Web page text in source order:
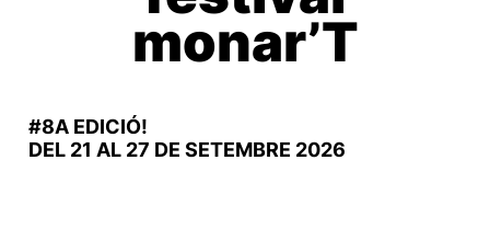
monar’T
#8A EDICIÓ!
DEL 21 AL 27 DE SETEMBRE 2026